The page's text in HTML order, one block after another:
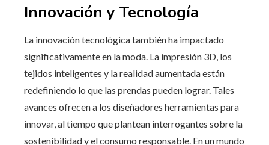
Innovación y Tecnología
La innovación tecnológica también ha impactado
significativamente en la moda. La impresión 3D, los
tejidos inteligentes y la realidad aumentada están
redefiniendo lo que las prendas pueden lograr. Tales
avances ofrecen a los diseñadores herramientas para
innovar, al tiempo que plantean interrogantes sobre la
sostenibilidad y el consumo responsable. En un mundo